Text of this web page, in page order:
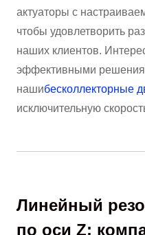
актуаторы с
чтобы удовлетворить
наших клиентов.
эффективными
нашибесколлекторные
исключительную
Линейный
по оси Z: